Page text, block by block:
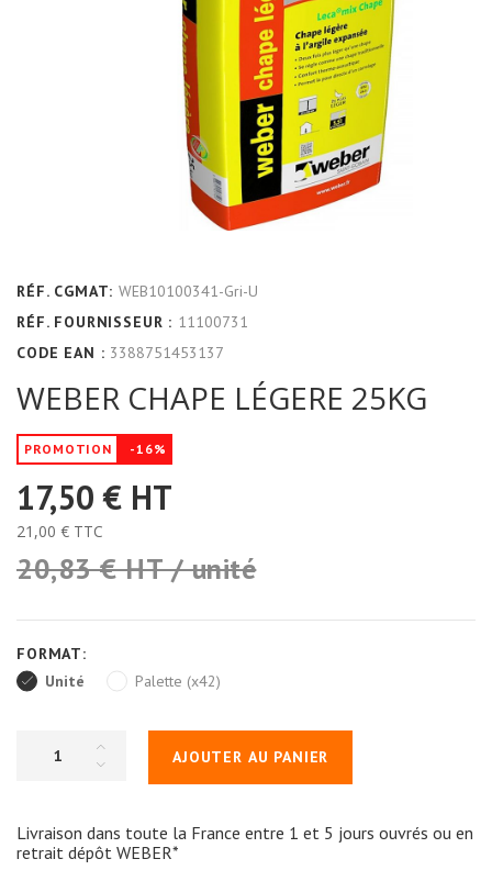
RÉF. CGMAT: WEB10100341-Gri-U
RÉF. FOURNISSEUR : 11100731
CODE EAN : 3388751453137
WEBER CHAPE LÉGERE 25KG
PROMOTION -16%
17,50 € HT
21,00 € TTC
20,83 € HT / unité
FORMAT:
Unité
Palette (x42)
AJOUTER AU PANIER
Livraison dans toute la France entre 1 et 5 jours ouvrés ou en
retrait dépôt WEBER*